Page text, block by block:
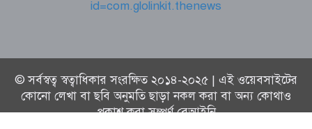
© সর্বস্বত্ব স্বত্বাধিকার সংরক্ষিত ২০১৪-২০২৫ | এই ওয়েবসাইটের
কোনো লেখা বা ছবি অনুমতি ছাড়া নকল করা বা অন্য কোথাও
প্রকাশ করা সম্পূর্ণ বেআইনি